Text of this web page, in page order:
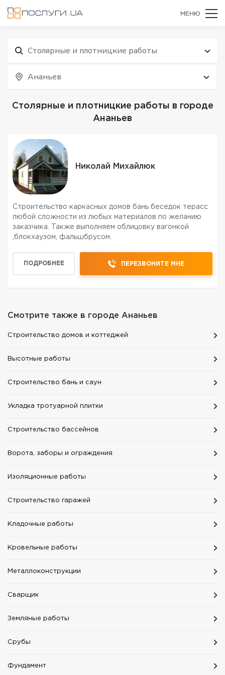
МЕНЮ
Столярные и плотницкие работы
Ананьев
Столярные и плотницкие работы в городе
Ананьев
Николай Михайлюк
Строительство каркасных домов бань беседок терасс
любой сложности из любых материалов по желанию
заказчика. Также выполняем облицовку вагонкой
,блокхаузом, фальшбрусом.
ПОДРОБНЕЕ ПЕРЕЗВОНИТЕ МНЕ
Смотрите также в городе Ананьев
Строительство домов и коттеджей
Высотные работы
Строительство бань и саун
Укладка тротуарной плитки
Строительство бассейнов
Ворота, заборы и ограждения
Изоляционные работы
Строительство гаражей
Кладочные работы
Кровельные работы
Mеталлоконструкции
Сварщик
Земляные работы
Срубы
Фундамент